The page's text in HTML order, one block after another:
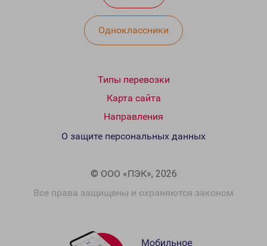
Одноклассники
Типы перевозки
Карта сайта
Направления
© ООО «ПЭК», 2026
Все права защищены и охраняются законом
О защите персональных данных